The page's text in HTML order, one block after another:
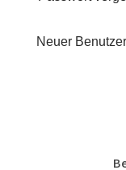
Neuer